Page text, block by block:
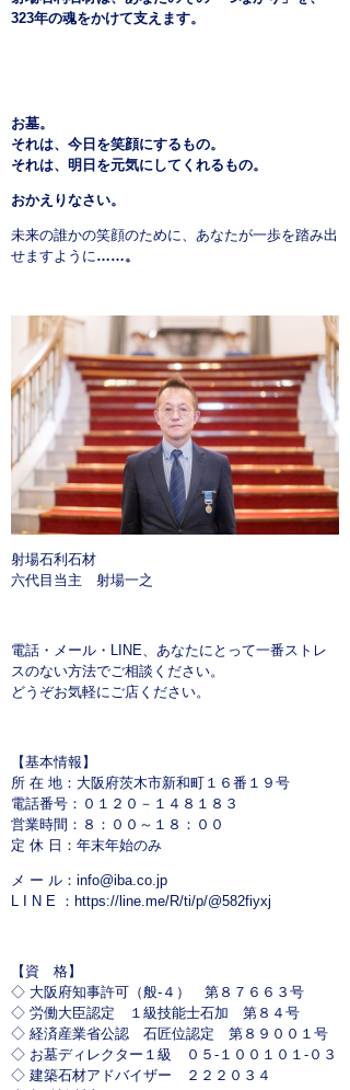
323年の魂をかけて支えます。
お墓。
それは、今日を笑顔にするもの。
それは、明日を元気にしてくれるもの。
おかえりなさい。
未来の誰かの笑顔のために、あなたが一歩を踏み出
せますように……。
射場石利石材
六代目当主 射場一之
電話・メール・LINE、あなたにとって一番ストレ
スのない方法でご相談ください。
どうぞお気軽にご店ください。
【基本情報】
所 在 地：大阪府茨木市新和町１６番１９号
電話番号：０１２０－１４８１８３
営業時間：８：００～１８：００
定 休 日：年末年始のみ
メ ー ル： info@iba.co.jp
L I N E ： https://line.me/R/ti/p/@582fiyxj
【資 格】
◇ 大阪府知事許可（般-４） 第８７６６３号
◇ 労働大臣認定 １級技能士石加 第８４号
◇ 経済産業省公認 石匠位認定 第８９００１号
◇ お墓ディレクター１級 ０５-１００１０１-０３
◇ 建築石材アドバイザー ２２２０３４